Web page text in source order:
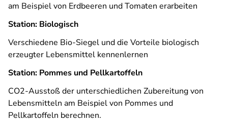
am Beispiel von Erdbeeren und Tomaten erarbeiten
Station: Biologisch
Verschiedene Bio-Siegel und die Vorteile biologisch
erzeugter Lebensmittel kennenlernen
Station: Pommes und Pellkartoffeln
CO2-Ausstoß der unterschiedlichen Zubereitung von
Lebensmitteln am Beispiel von Pommes und
Pellkartoffeln berechnen.